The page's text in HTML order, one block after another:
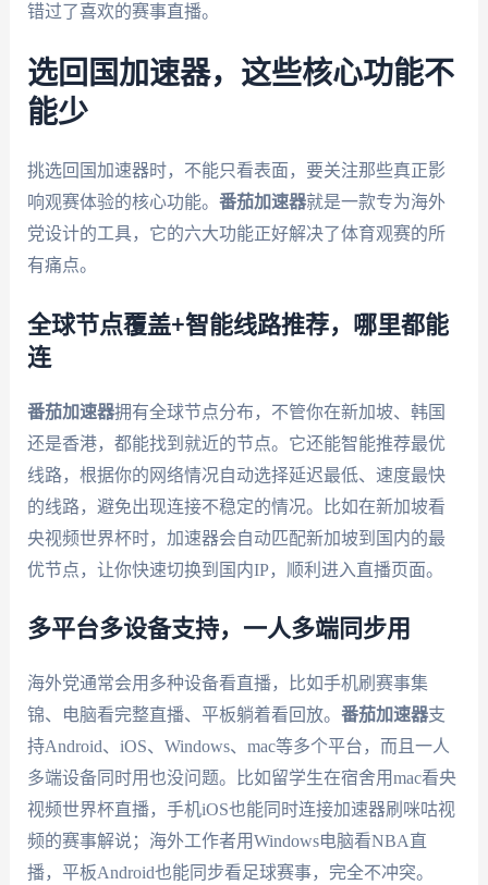
错过了喜欢的赛事直播。
选回国加速器，这些核心功能不
能少
挑选回国加速器时，不能只看表面，要关注那些真正影
响观赛体验的核心功能。 番茄加速器就是一款专为海外
党设计的工具，它的六大功能正好解决了体育观赛的所
有痛点。
全球节点覆盖+智能线路推荐，哪里都能
连
番茄加速器拥有全球节点分布，不管你在新加坡、韩国
还是香港，都能找到就近的节点。它还能智能推荐最优
线路，根据你的网络情况自动选择延迟最低、速度最快
的线路，避免出现连接不稳定的情况。比如在新加坡看
央视频世界杯时，加速器会自动匹配新加坡到国内的最
优节点，让你快速切换到国内IP，顺利进入直播页面。
多平台多设备支持，一人多端同步用
海外党通常会用多种设备看直播，比如手机刷赛事集
锦、电脑看完整直播、平板躺着看回放。 番茄加速器支
持Android、iOS、Windows、mac等多个平台，而且一人
多端设备同时用也没问题。比如留学生在宿舍用mac看央
视频世界杯直播，手机iOS也能同时连接加速器刷咪咕视
频的赛事解说；海外工作者用Windows电脑看NBA直
播，平板Android也能同步看足球赛事，完全不冲突。